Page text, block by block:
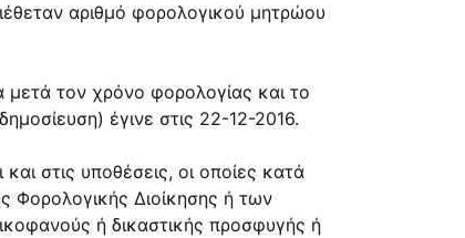
αριθμό φορολογικού μητρώου
τον χρόνο φορολογίας και το
έγινε στις 22-12-2016.
στις υποθέσεις, οι οποίες κατά
Φορολογικής Διοίκησης ή των
ή δικαστικής προσφυγής ή